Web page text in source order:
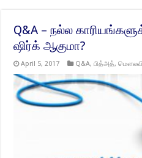
Q&A – நல்ல
ஷிர்க் ஆகுமா?
April 5, 2017 Q&A,பித்அத்,